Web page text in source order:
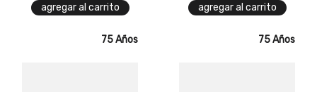
agregar al carrito agregar al carrito
75 Años 75 Años